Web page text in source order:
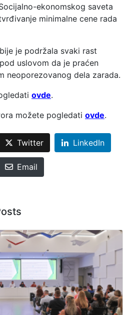
ekonomskog saveta
minimalne cene rada
je podržala svaki rast
uslovom da je praćen
neoporezovanog dela zarada.
ovde.
možete pogledati ovde.
Twitter LinkedIn
Email